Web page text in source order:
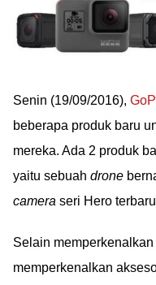
Senin (19/09/2016),
beberapa produk baru
mereka. Ada 2 produk
yaitu sebuah drone
camera seri Hero
Selain
memperkenalkan